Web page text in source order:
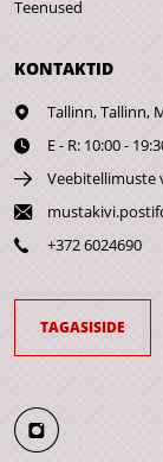
Teenused
KONTAKTID
Tallinn,Tallinn,
E - R: 10:00 -
Veebitellimuste
+372 6024690
TAGASISIDE